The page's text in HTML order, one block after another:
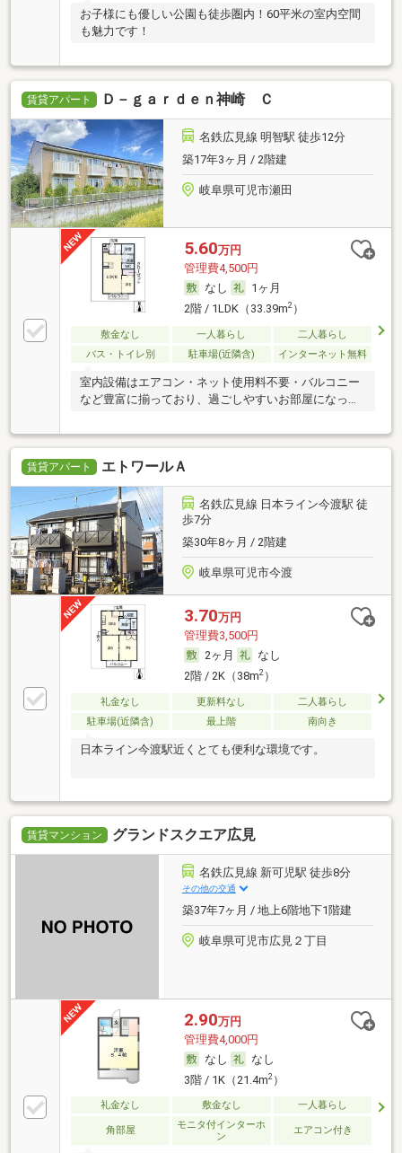
お子様にも優しい公園も徒歩圏内！60平米の室内空間
も魅力です！
賃貸アパート Ｄ－ｇａｒｄｅｎ神崎 Ｃ
名鉄広見線 明智駅 徒歩12分
築17年3ヶ月 / 2階建
岐阜県可児市瀬田
5.60万円
管理費4,500円
なし
1ヶ月
2階 / 1LDK（33.39m2）
敷金なし 一人暮らし
二人暮らし
バス・トイレ別
駐車場(近隣含) インターネット無料
室内設備はエアコン・ネット使用料不要・バルコニー
など豊富に揃っており、過ごしやすいお部屋になって
賃貸アパート エトワールＡ
名鉄広見線 日本ライン今渡駅 徒
歩7分
築30年8ヶ月 / 2階建
岐阜県可児市今渡
3.70万円
管理費3,500円
2ヶ月
なし
2階 / 2K（38m2）
礼金なし 更新料なし
二人暮らし
駐車場(近隣含)
最上階 南向き
日本ライン今渡駅近くとても便利な環境です。
賃貸マンション グランドスクエア広見
名鉄広見線 新可児駅 徒歩8分
その他の交通
築37年7ヶ月 / 地上6階地下1階建
岐阜県可児市広見２丁目
2.90万円
管理費4,000円
なし
なし
3階 / 1K（21.4m2）
礼金なし 敷金なし 一人暮らし
角部屋
モニタ付インターホ
ン
エアコン付き